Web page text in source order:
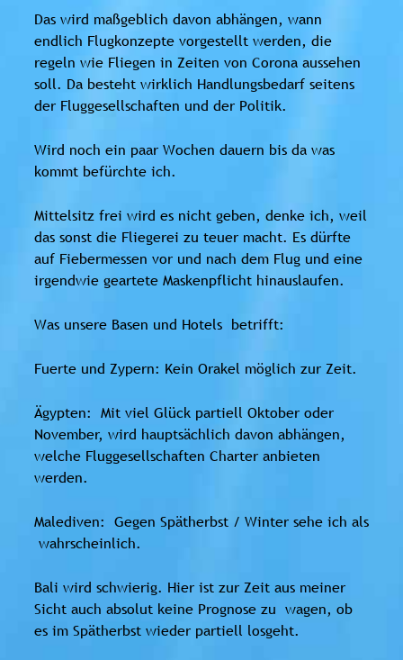
Das wird maßgeblich davon abhängen, wann
endlich Flugkonzepte vorgestellt werden, die
regeln wie Fliegen in Zeiten von Corona aussehen
soll. Da besteht wirklich Handlungsbedarf seitens
der Fluggesellschaften und der Politik.
Wird noch ein paar Wochen dauern bis da was
kommt befürchte ich.
Mittelsitz frei wird es nicht geben, denke ich, weil
das sonst die Fliegerei zu teuer macht. Es dürfte
auf Fiebermessen vor und nach dem Flug und eine
irgendwie geartete Maskenpflicht hinauslaufen.
Was unsere Basen und Hotels betrifft:
Fuerte und Zypern: Kein Orakel möglich zur Zeit.
Ägypten: Mit viel Glück partiell Oktober oder
November, wird hauptsächlich davon abhängen,
welche Fluggesellschaften Charter anbieten
werden.
Malediven: Gegen Spätherbst / Winter sehe ich als
wahrscheinlich.
Bali wird schwierig. Hier ist zur Zeit aus meiner
Sicht auch absolut keine Prognose zu wagen, ob
es im Spätherbst wieder partiell losgeht.